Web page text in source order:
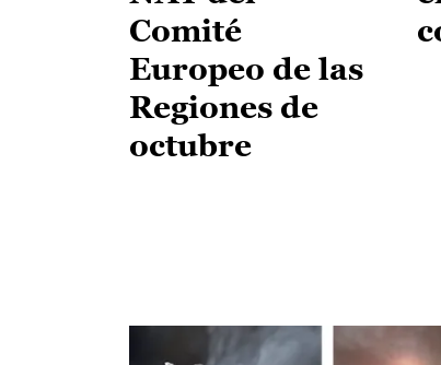
Comité
Europeo de las
Regiones de
octubre